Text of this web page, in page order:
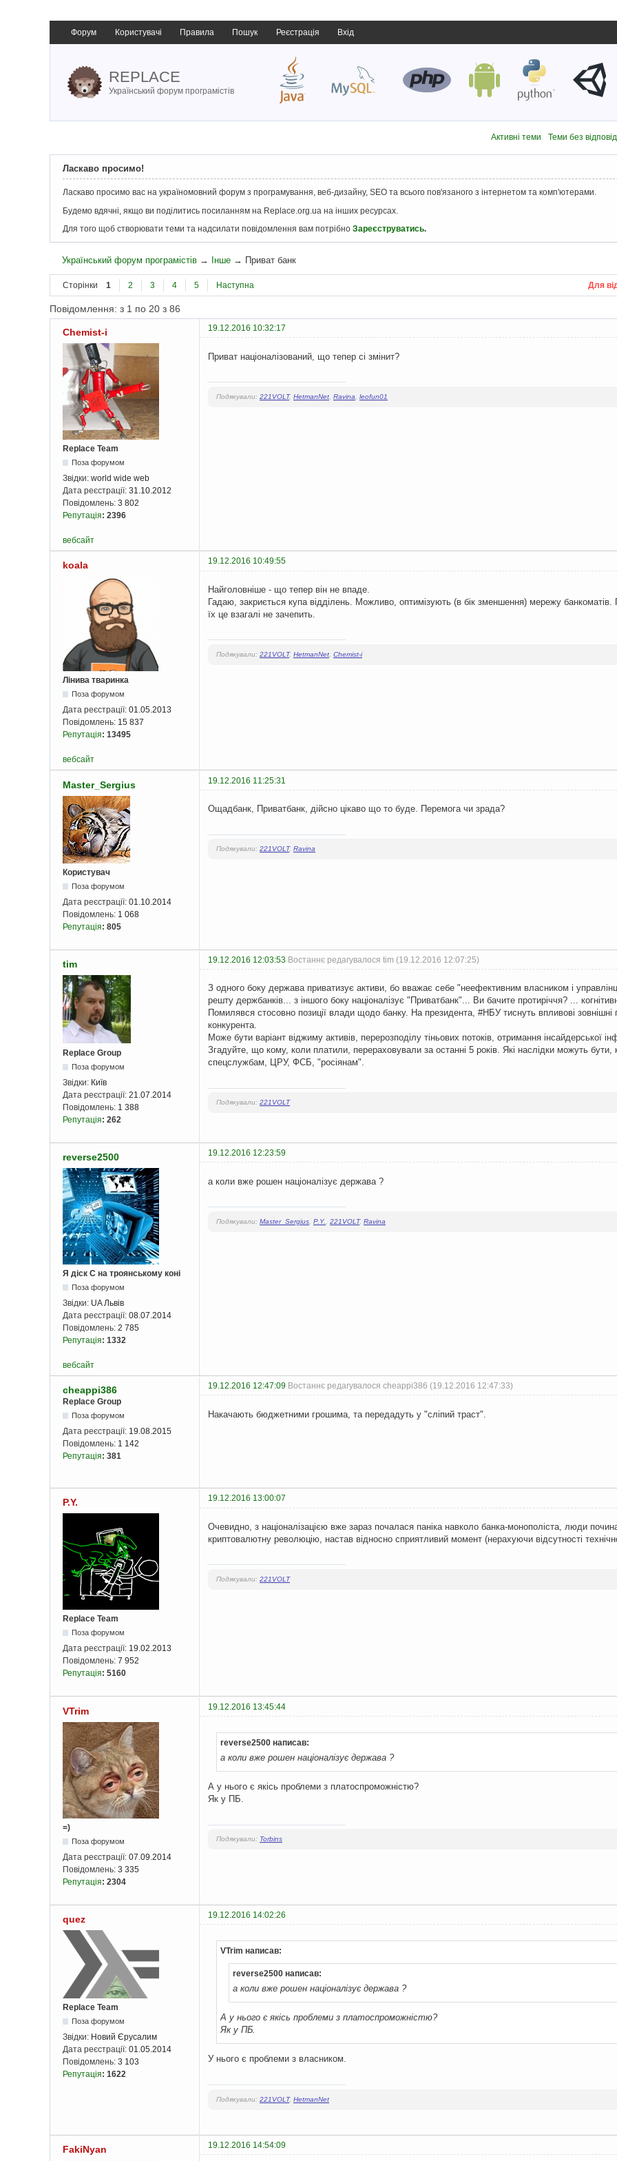
Форум Користувачі Правила Пошук Реєстрація Вхід
REPLACE
Український форум програмістів
Активні теми Теми без
Ласкаво просимо!
Ласкаво просимо вас на україномовний форум з програмування, веб-дизайну, SEO та всього пов'язаного з інтернетом та комп'ютерами.
Будемо вдячні, якщо ви поділитись посиланням на Replace.org.ua на інших ресурсах.
Для того щоб створювати теми та надсилати повідомлення вам потрібно Зареєструватись.
Український форум програмістів → Інше → Приват банк
Сторінки 1 2 3 4 5 Наступна Для
Повідомлення: з 1 по 20 з 86
Chemist-i 19.12.2016 10:32:17
Replace Team
Поза форумом
Звідки: world wide web
Дата реєстрації: 31.10.2012
Повідомлень: 3 802
Репутація: 2396
Приват націоналізований, що тепер сі змінит?
Подякували: 221VOLT, HetmanNet Ravina leofun01
вебсайт
koala 19.12.2016 10:49:55
Лінива тваринка
Поза форумом
Дата реєстрації: 01.05.2013
Повідомлень: 15 837
Репутація: 13495
Найголовніше - що тепер він не впаде.
Гадаю, закриється купа відділень. Можливо, оптимізують (в бік зменшення) мережу
їх це взагалі не зачепить.
Подякували: 221VOLT, HetmanNet Chemist-i
вебсайт
Master_Sergius 19.12.2016 11:25:31
Користувач
Поза форумом
Дата реєстрації: 01.10.2014
Повідомлень: 1 068
Репутація: 805
Ощадбанк, Приватбанк, дійсно цікаво що то буде. Перемога чи зрада?
Подякували: 221VOLT, Ravina
tim 19.12.2016 12:03:53 Востаннє редагувалося tim (19.12.2016 12:07:25)
Replace Group
Поза форумом
Звідки: Київ
Дата реєстрації: 21.07.2014
Повідомлень: 1 388
Репутація: 262
З одного боку держава приватизує активи, бо вважає себе "неефективним власником і
решту держбанків... з іншого боку націоналізує "Приватбанк"... Ви бачите протиріччя? ...
Помилявся стосовно позиції влади щодо банку. На президента, #НБУ тиснуть впливові
конкурента.
Може бути варіант віджиму активів, перерозподілу тіньових потоків, отримання інсайдерської
Згадуйте, що кому, коли платили, перераховували за останні 5 років. Які наслідки можуть
спецслужбам, ЦРУ, ФСБ, "росіянам".
Подякували: 221VOLT
reverse2500 19.12.2016 12:23:59
Я діск С на троянському коні
Поза форумом
Звідки: UA Львів
Дата реєстрації: 08.07.2014
Повідомлень: 2 785
Репутація: 1332
а коли вже рошен націоналізує держава ?
Подякували: Master_Sergius P.Y. 221VOLT, Ravina
вебсайт
cheappi386 19.12.2016 12:47:09 Востаннє редагувалося cheappi386 (19.12.2016 12:47:33)
Replace Group
Поза форумом
Дата реєстрації: 19.08.2015
Повідомлень: 1 142
Репутація: 381
Накачають бюджетними грошима, та передадуть у "сліпий траст".
P.Y. 19.12.2016 13:00:07
Replace Team
Поза форумом
Дата реєстрації: 19.02.2013
Повідомлень: 7 952
Репутація: 5160
Очевидно, з націоналізацією вже зараз почалася паніка навколо банка-монополіста, люди
криптовалютну революцію, настав відносно сприятливий момент (нерахуючи відсутності
Подякували: 221VOLT
VTrim 19.12.2016 13:45:44
=)
Поза форумом
Дата реєстрації: 07.09.2014
Повідомлень: 3 335
Репутація: 2304
reverse2500 написав:
а коли вже рошен націоналізує держава ?
А у нього є якісь проблеми з платоспроможністю?
Як у ПБ.
Подякували: Torbins
quez 19.12.2016 14:02:26
Replace Team
Поза форумом
Звідки: Новий Єрусалим
Дата реєстрації: 01.05.2014
Повідомлень: 3 103
Репутація: 1622
VTrim написав:
reverse2500 написав:
а коли вже рошен націоналізує держава ?
А у нього є якісь проблеми з платоспроможністю?
Як у ПБ.
У нього є проблеми з власником.
Подякували: 221VOLT, HetmanNet
FakiNyan 19.12.2016 14:54:09